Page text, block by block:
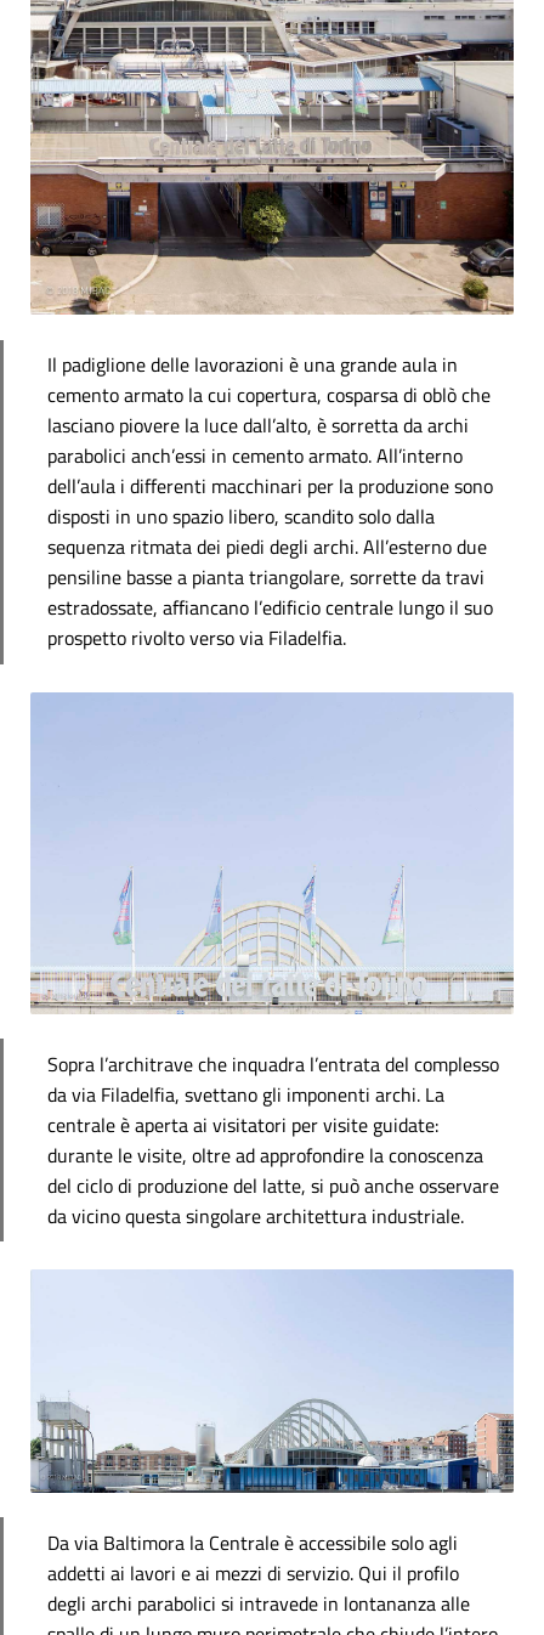
Il padiglione delle lavorazioni è una grande aula in
cemento armato la cui copertura, cosparsa di oblò che
lasciano piovere la luce dall’alto, è sorretta da archi
parabolici anch’essi in cemento armato. All’interno
dell’aula i differenti macchinari per la produzione sono
disposti in uno spazio libero, scandito solo dalla
sequenza ritmata dei piedi degli archi. All’esterno due
pensiline basse a pianta triangolare, sorrette da travi
estradossate, affiancano l’edificio centrale lungo il suo
prospetto rivolto verso via Filadelfia.
Sopra l’architrave che inquadra l’entrata del complesso
da via Filadelfia, svettano gli imponenti archi. La
centrale è aperta ai visitatori per visite guidate:
durante le visite, oltre ad approfondire la conoscenza
del ciclo di produzione del latte, si può anche osservare
da vicino questa singolare architettura industriale.
Da via Baltimora la Centrale è accessibile solo agli
addetti ai lavori e ai mezzi di servizio. Qui il profilo
degli archi parabolici si intravede in lontananza alle